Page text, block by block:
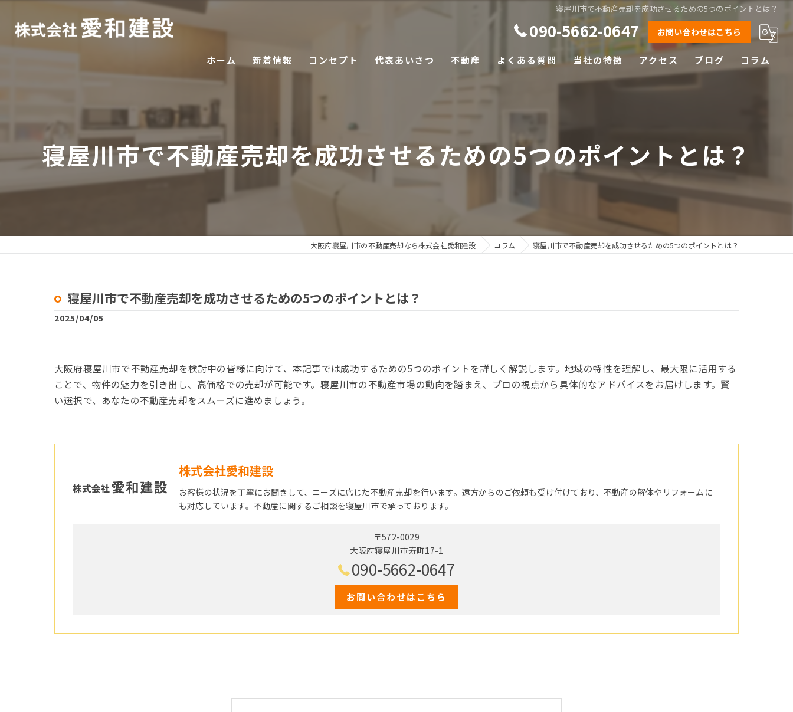
寝屋川市で不動産売却を成功させるための5つのポイントとは？
090-5662-0647 お問い合わせはこちら
ホーム 新着情報 コンセプト 代表あいさつ 不動産 よくある質問 当社の特徴
空き家
土地
アクセス ブログ コラム
寝屋川市で不動産売却を成功させるための5つのポイントとは？
大阪府寝屋川市の不動産売却なら株式会社愛和建設 コラム 寝屋川市で不動産売却を成功させるための5つのポイントとは？
寝屋川市で不動産売却を成功させるための5つのポイントとは？
2025/04/05
大阪府寝屋川市で不動産売却を検討中の皆様に向けて、本記事では成功するための5つのポイントを詳しく解説します。地域の特性を理解し、最大限に活用する
ことで、物件の魅力を引き出し、高価格での売却が可能です。寝屋川市の不動産市場の動向を踏まえ、プロの視点から具体的なアドバイスをお届けします。賢
い選択で、あなたの不動産売却をスムーズに進めましょう。
株式会社愛和建設
お客様の状況を丁寧にお聞きして、ニーズに応じた不動産売却を行います。遠方からのご依頼も受け付けており、不動産の解体やリフォームに
も対応しています。不動産に関するご相談を寝屋川市で承っております。
〒572-0029
大阪府寝屋川市寿町17-1
090-5662-0647
お問い合わせはこちら